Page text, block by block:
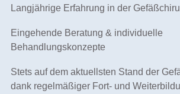
Langjährige Erfahrung in der
Eingehende Beratung & individuelle
Behandlungskonzepte
Stets auf dem aktuellsten Stand der
dank regelmäßiger Fort- und